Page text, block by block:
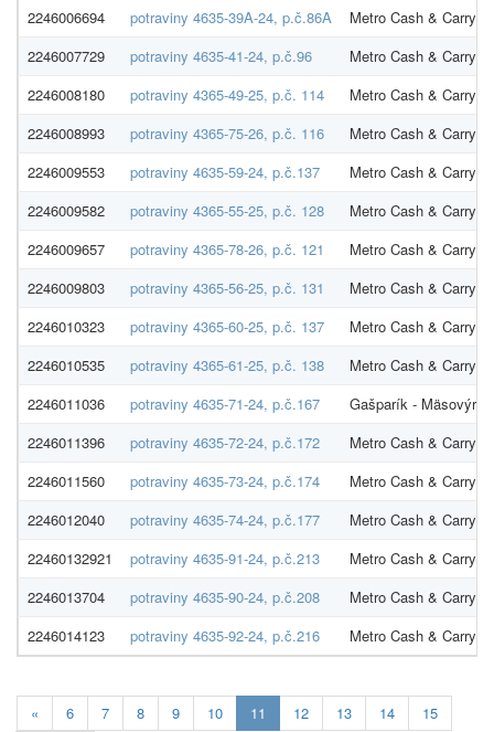
2246006694
potraviny 4635-39A-24, p.č.86A
Metro Cash & Carry
2246007729
potraviny 4635-41-24, p.č.96
Metro Cash & Carry
2246008180
potraviny 4365-49-25, p.č. 114
Metro Cash & Carry
2246008993
potraviny 4365-75-26, p.č. 116
Metro Cash & Carry
2246009553
potraviny 4635-59-24, p.č.137
Metro Cash & Carry
2246009582
potraviny 4365-55-25, p.č. 128
Metro Cash & Carry
2246009657
potraviny 4365-78-26, p.č. 121
Metro Cash & Carry
2246009803
potraviny 4365-56-25, p.č. 131
Metro Cash & Carry
2246010323
potraviny 4365-60-25, p.č. 137
Metro Cash & Carry
2246010535
potraviny 4365-61-25, p.č. 138
Metro Cash & Carry
2246011036
potraviny 4635-71-24, p.č.167
Gašparík -
2246011396
potraviny 4635-72-24, p.č.172
Metro Cash & Carry
2246011560
potraviny 4635-73-24, p.č.174
Metro Cash & Carry
2246012040
potraviny 4635-74-24, p.č.177
Metro Cash & Carry
22460132921
potraviny 4635-91-24, p.č.213
Metro Cash & Carry
2246013704
potraviny 4635-90-24, p.č.208
Metro Cash & Carry
2246014123
potraviny 4635-92-24, p.č.216 Metro Cash & Carry
« 6 7 8 9 10 11 Aktuálna
12 13 14 15